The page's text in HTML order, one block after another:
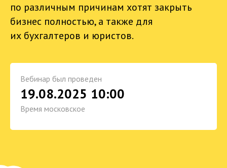
по различным причинам хотят закрыть
бизнес полностью, а также для
их бухгалтеров и юристов.
Вебинар был проведен
19.08.2025 10:00
Время московское